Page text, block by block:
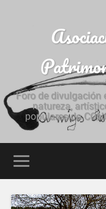
Foro de divulgación
natureza,
populares do